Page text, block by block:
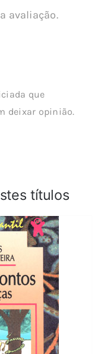
avaliação.
que
deixar opinião.
títulos